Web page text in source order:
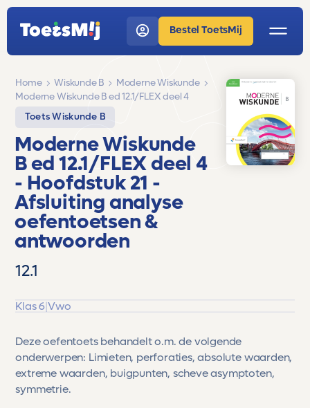
Bestel ToetsMij
Home Wiskunde B
Moderne Wiskunde
Moderne Wiskunde B ed 12.1/FLEX deel 4
Toets Wiskunde B
Moderne Wiskunde
B ed 12.1/FLEX deel 4
- Hoofdstuk 21 -
Afsluiting analyse
oefentoetsen &
antwoorden
12.1
Klas 6|Vwo
Deze oefentoets behandelt o.m. de volgende
onderwerpen: Limieten, perforaties, absolute waarden,
extreme waarden, buigpunten, scheve asymptoten,
symmetrie.